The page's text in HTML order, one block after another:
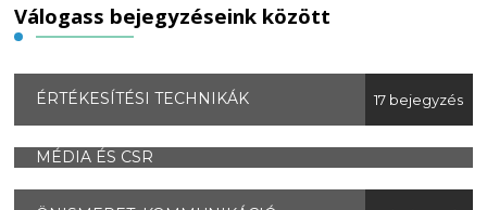
Válogass bejegyzéseink között
ÉRTÉKESÍTÉSI TECHNIKÁK 17 bejegyzés
MÉDIA ÉS CSR